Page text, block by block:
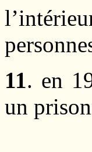
11. en
un